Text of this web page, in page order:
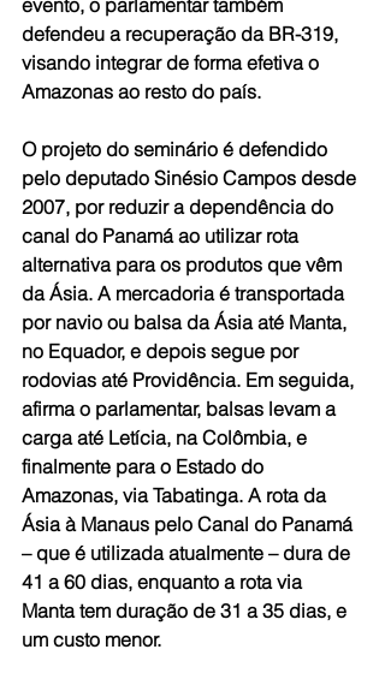
defendeu a recuperação da BR-319,
visando integrar de forma efetiva o
Amazonas ao resto do país.
O projeto do seminário é defendido
pelo deputado Sinésio Campos desde
2007, por reduzir a dependência do
canal do Panamá ao utilizar rota
alternativa para os produtos que vêm
da Ásia. A mercadoria é transportada
por navio ou balsa da Ásia até Manta,
no Equador, e depois segue por
rodovias até Providência. Em seguida,
afirma o parlamentar, balsas levam a
carga até Letícia, na Colômbia, e
finalmente para o Estado do
Amazonas, via Tabatinga. A rota da
Ásia à Manaus pelo Canal do Panamá
– que é utilizada atualmente – dura de
41 a 60 dias, enquanto a rota via
Manta tem duração de 31 a 35 dias, e
um custo menor.